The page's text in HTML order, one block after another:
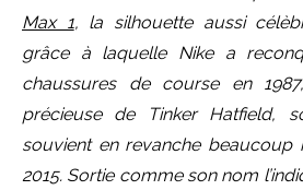
Max 1, la silhouette aussi
grâce à laquelle Nike a
chaussures de course en
précieuse de Tinker Hatfield,
souvient en revanche beaucoup
2015. Sortie comme son nom